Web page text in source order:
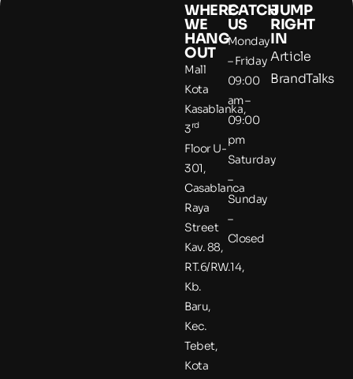
WHERE
WE
HANG
OUT
Mall
Kota
Kasablanka,
3rd
Floor U-
301,
Casablanca
Raya
Street
Kav. 88,
RT.6/RW.14,
Kb.
Baru,
Kec.
Tebet,
Kota
CATCH
US
Monday
– Friday
09:00
am –
09:00
pm
Saturday
–
Sunday
–
Closed
JUMP
RIGHT
IN
Article
BrandTalks